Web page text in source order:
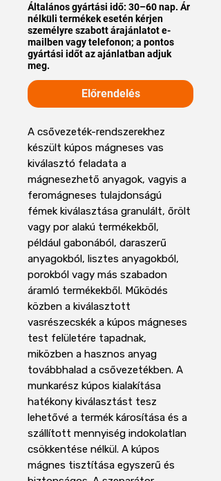
Általános gyártási idő: 30–60 nap. Ár
nélküli termékek esetén kérjen
személyre szabott árajánlatot e-
mailben vagy telefonon; a pontos
gyártási időt az ajánlatban adjuk
meg.
Előrendelés
A csővezeték-rendszerekhez
készült kúpos mágneses vas
kiválasztó feladata a
mágnesezhető anyagok, vagyis a
feromágneses tulajdonságú
fémek kiválasztása granulált, őrölt
vagy por alakú termékekből,
például gabonából, daraszerű
anyagokból, lisztes anyagokból,
porokból vagy más szabadon
áramló termékekből. Működés
közben a kiválasztott
vasrészecskék a kúpos mágneses
test felületére tapadnak,
miközben a hasznos anyag
továbbhalad a csővezetékben. A
munkarész kúpos kialakítása
hatékony kiválasztást tesz
lehetővé a termék károsítása és a
szállított mennyiség indokolatlan
csökkentése nélkül. A kúpos
mágnes tisztítása egyszerű és